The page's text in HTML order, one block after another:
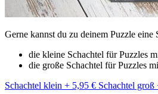
Gerne kannst du zu deinem Puzzle eine
die kleine Schachtel für Puzzles
die große Schachtel für Puzzles
Schachtel klein + 5,95 € Schachtel groß